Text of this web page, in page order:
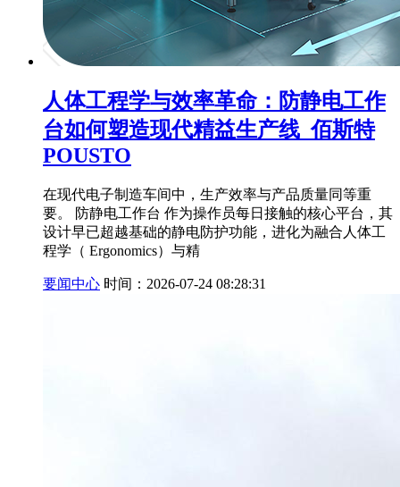
人体工程学与效率革命：防静电工作
台如何塑造现代精益生产线_佰斯特
POUSTO
在现代电子制造车间中，生产效率与产品质量同等重
要。 防静电工作台 作为操作员每日接触的核心平台，其
设计早已超越基础的静电防护功能，进化为融合人体工
程学（ Ergonomics）与精
要闻中心 时间：2026-07-24 08:28:31